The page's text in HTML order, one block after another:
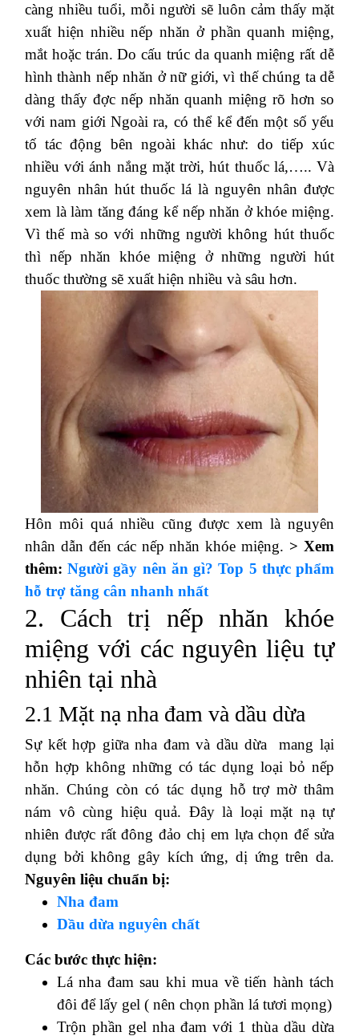
càng nhiều tuổi, mỗi người sẽ luôn cảm thấy mặt
xuất hiện nhiều nếp nhăn ở phần quanh miệng,
mắt hoặc trán. Do cấu trúc da quanh miệng rất dễ
hình thành nếp nhăn ở nữ giới, vì thế chúng ta dễ
dàng thấy đợc nếp nhăn quanh miệng rõ hơn so
với nam giới Ngoài ra, có thể kể đến một số yếu
tố tác động bên ngoài khác như: do tiếp xúc
nhiều với ánh nắng mặt trời, hút thuốc lá,….. Và
nguyên nhân hút thuốc lá là nguyên nhân được
xem là làm tăng đáng kể nếp nhăn ở khóe miệng.
Vì thế mà so với những người không hút thuốc
thì nếp nhăn khóe miệng ở những người hút
thuốc thường sẽ xuất hiện nhiều và sâu hơn.
Hôn môi quá nhiều cũng được xem là nguyên
nhân dẫn đến các nếp nhăn khóe miệng. > Xem
thêm: Người gầy nên ăn gì? Top 5 thực phẩm
hỗ trợ tăng cân nhanh nhất
2. Cách trị nếp nhăn khóe
miệng với các nguyên liệu tự
nhiên tại nhà
2.1 Mặt nạ nha đam và dầu dừa
Sự kết hợp giữa nha đam và dầu dừa mang lại
hỗn hợp không những có tác dụng loại bỏ nếp
nhăn. Chúng còn có tác dụng hỗ trợ mờ thâm
nám vô cùng hiệu quả. Đây là loại mặt nạ tự
nhiên được rất đông đảo chị em lựa chọn để sửa
dụng bởi không gây kích ứng, dị ứng trên da.
Nguyên liệu chuẩn bị:
Nha đam
Dầu dừa nguyên chất
Các bước thực hiện:
Lá nha đam sau khi mua về tiến hành tách
đôi để lấy gel ( nên chọn phần lá tươi mọng)
Trộn phần gel nha đam với 1 thùa dầu dừa